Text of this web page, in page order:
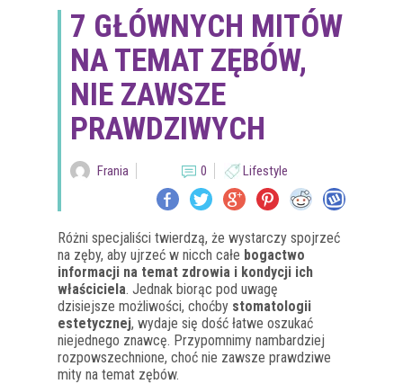
7 GŁÓWNYCH MITÓW
NA TEMAT ZĘBÓW,
NIE ZAWSZE
PRAWDZIWYCH
Frania 0 Lifestyle
Różni specjaliści twierdzą, że wystarczy spojrzeć
na zęby, aby ujrzeć w nicch całe bogactwo
informacji na temat zdrowia i kondycji ich
właściciela. Jednak biorąc pod uwagę
dzisiejsze możliwości, choćby stomatologii
estetycznej, wydaje się dość łatwe oszukać
niejednego znawcę. Przypomnimy nambardziej
rozpowszechnione, choć nie zawsze prawdziwe
mity na temat zębów.